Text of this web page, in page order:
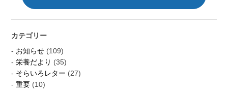
カテゴリー
お知らせ (109)
栄養だより (35)
そらいろレター (27)
重要 (10)